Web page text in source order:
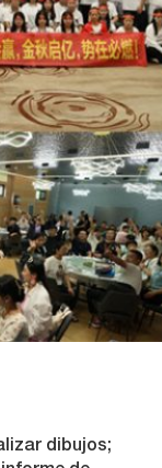
dibujos;